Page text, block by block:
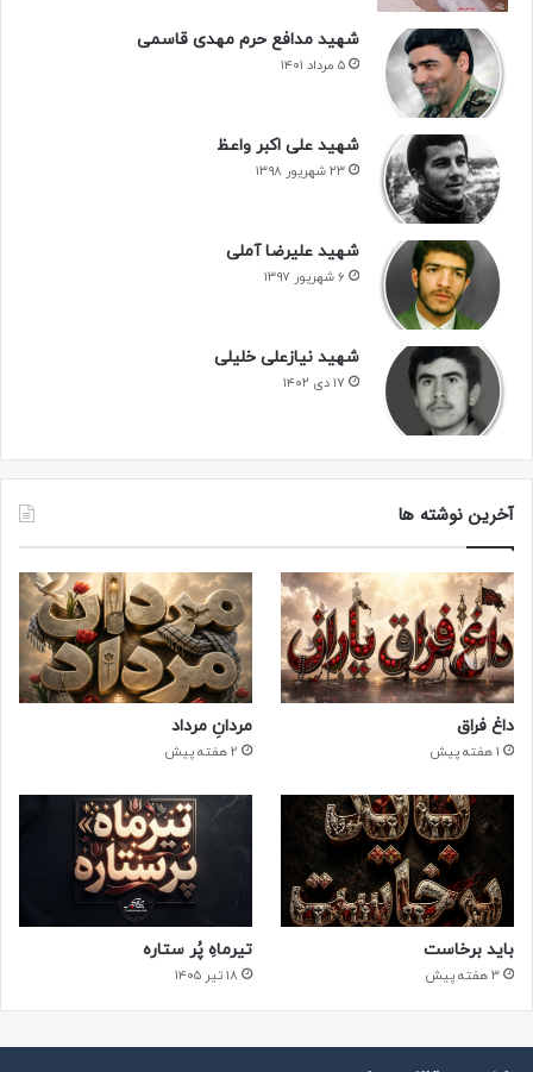
شهید مدافع حرم مهدی قاسمی
۵ مرداد ۱۴۰۱
شهید علی اکبر واعظ
۲۳ شهریور ۱۳۹۸
شهید علیرضا آملی
۶ شهریور ۱۳۹۷
شهید نیازعلی خلیلی
۱۷ دی ۱۴۰۲
آخرین نوشته ها
داغ فراق
1 هفته پیش
مردانِ مرداد
2 هفته پیش
باید برخاست
3 هفته پیش
تیرماهِ پُر ستاره
۱۸ تیر ۱۴۰۵